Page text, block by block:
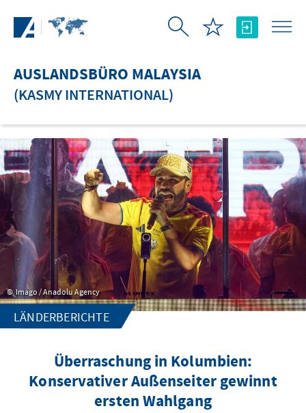
AUSLANDSBÜRO MALAYSIA
(KASMY INTERNATIONAL)
Imago / Anadolu Agency
LÄNDERBERICHTE
Überraschung in Kolumbien:
Konservativer Außenseiter gewinnt
ersten Wahlgang